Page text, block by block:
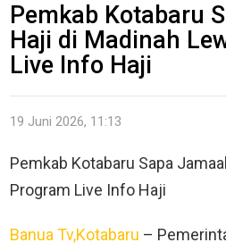
Pemkab Kotabaru
Haji di Madinah
Live Info Haji
19 Juni 2026, 11:13
Pemkab Kotabaru Sapa
Program Live Info Haji
Banua Tv,Kotabaru –